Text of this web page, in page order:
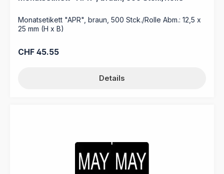
Monatsetikett "APR", braun, 500 Stck./Rolle Abm.: 12,5 x
25 mm (H x B)
Regulärer Preis:
CHF 45.55
Details